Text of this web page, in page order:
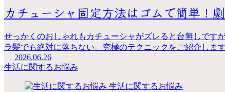
カチューシャ固定方法はゴムで簡単！
せっかくのおしゃれもカチューシャがズレると台無しです
ラ髪でも絶対に落ちない、究極のテクニックをご紹介します
2026.06.26
生活に関するお悩み
生活に関するお悩み